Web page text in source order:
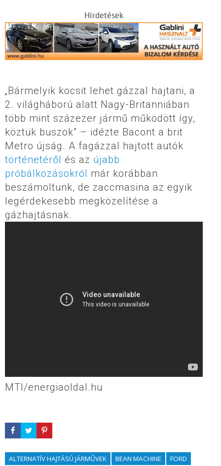
Hirdetések
„Bármelyik kocsit lehet gázzal hajtani, a
2. világháború alatt Nagy-Britanniában
több mint százezer jármű működött így,
köztük buszok” – idézte Bacont a brit
Metro újság. A fagázzal hajtott autók
történetéről és az újabb
próbálkozásokról már korábban
beszámoltunk, de zaccmasina az egyik
legérdekesebb megközelítése a
gázhajtásnak.
MTI/energiaoldal.hu
ALTERNATÍV HAJTÁSÚ JÁRMŰVEK BEAN MACHINE
FORD